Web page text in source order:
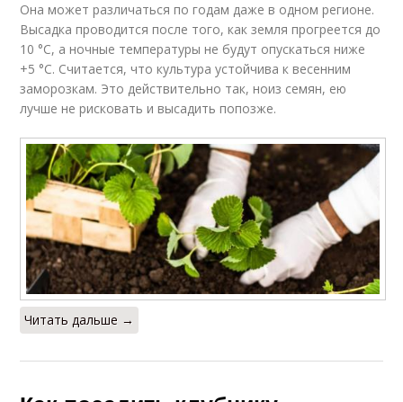
Она может различаться по годам даже в одном регионе.
Высадка проводится после того, как земля прогреется до
10 °С, а ночные температуры не будут опускаться ниже
+5 °С. Считается, что культура устойчива к весенним
заморозкам. Это действительно так, ноиз семян, ею
лучше не рисковать и высадить попозже.
Читать дальше →